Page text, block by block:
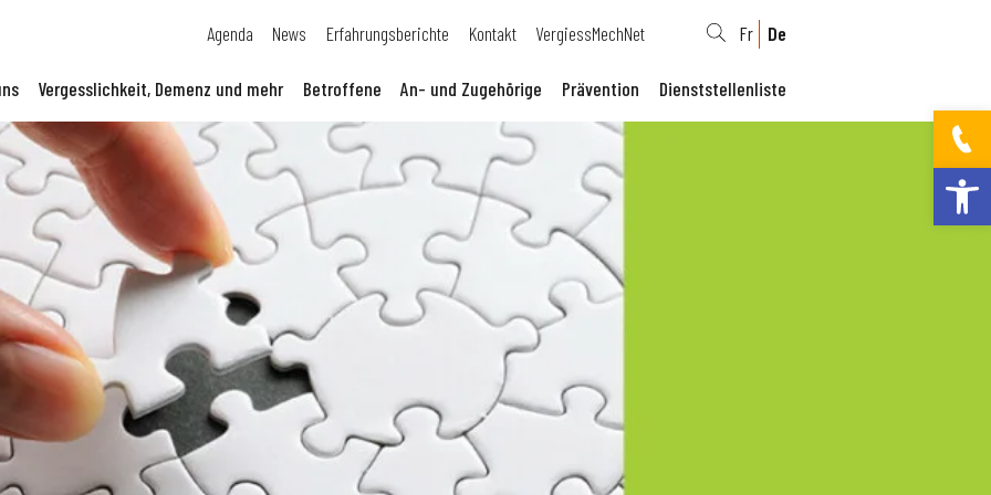
Agenda News Erfahrungsberichte Kontakt VergiessMechNet Fr De
Vergesslichkeit, Demenz und mehr Betroffene An- und Zugehörige Prävention Dienststellenliste